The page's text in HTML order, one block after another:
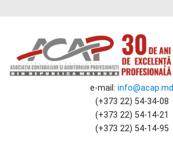
e-mail: info@acap.md
(+373 22) 54-34-08
(+373 22) 54-14-21
(+373 22) 54-14-95